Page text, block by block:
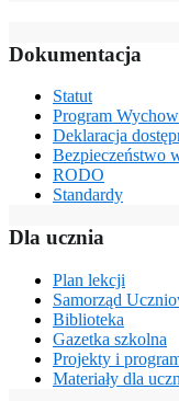
Dokumentacja
Statut
Program
Deklaracja
Bezpieczeństwo
RODO
Standardy
Dla ucznia
Plan lekcji
Samorząd
Biblioteka
Gazetka szkolna
Projekty i
Materiały dla